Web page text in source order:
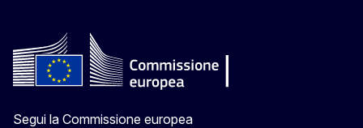
Segui la Commissione europea